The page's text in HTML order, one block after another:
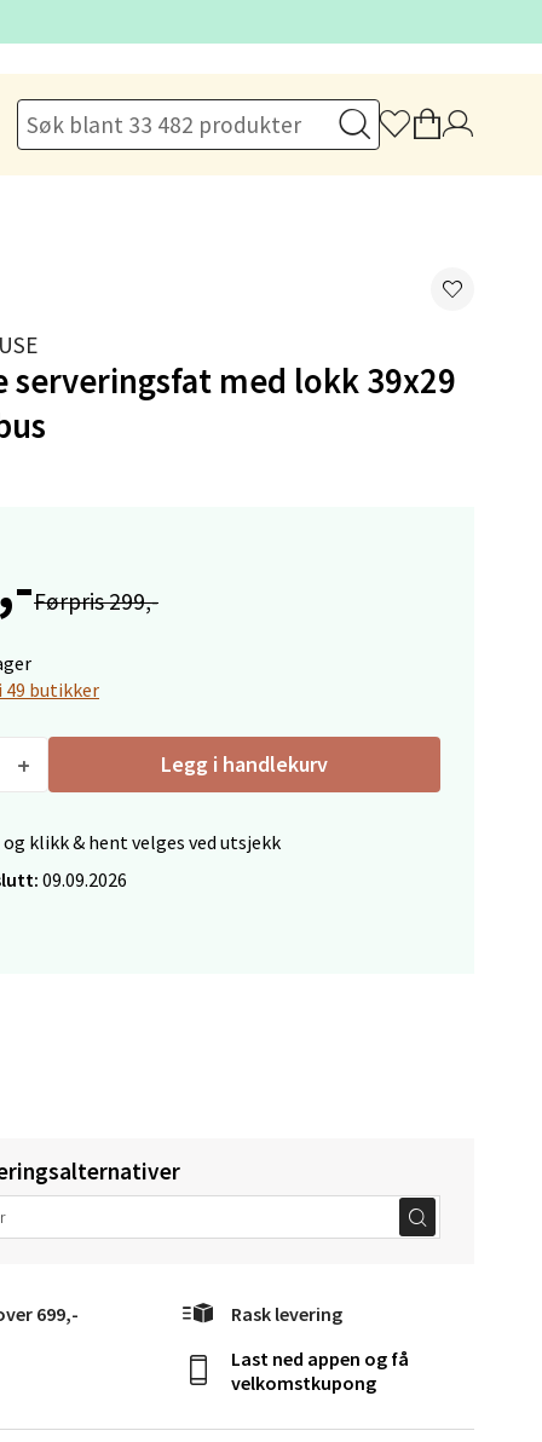
serveringsfat med lokk 39x29
Førpris 299,-
49 butikker
Legg i handlekurv
klikk & hent velges ved utsjekk
09.09.2026
699,- Rask levering
Last ned appen og få
velkomstkupong